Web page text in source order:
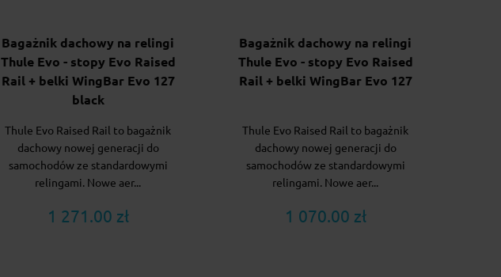
Bagażnik dachowy na relingi
Thule Evo - stopy Evo Raised
Rail + belki WingBar Evo 127
black
Thule Evo Raised Rail to bagażnik
dachowy nowej generacji do
samochodów ze standardowymi
relingami. Nowe aer...
1 271.00 zł
Bagażnik dachowy na relingi
Thule Evo - stopy Evo Raised
Rail + belki WingBar Evo 127
Thule Evo Raised Rail to bagażnik
dachowy nowej generacji do
samochodów ze standardowymi
relingami. Nowe aer...
1 070.00 zł